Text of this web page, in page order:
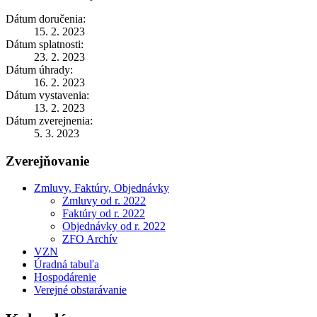
Dátum doručenia:
15. 2. 2023
Dátum splatnosti:
23. 2. 2023
Dátum úhrady:
16. 2. 2023
Dátum vystavenia:
13. 2. 2023
Dátum zverejnenia:
5. 3. 2023
Zverejňovanie
Zmluvy, Faktúry, Objednávky
Zmluvy od r. 2022
Faktúry od r. 2022
Objednávky od r. 2022
ZFO Archív
VZN
Úradná tabuľa
Hospodárenie
Verejné obstarávanie